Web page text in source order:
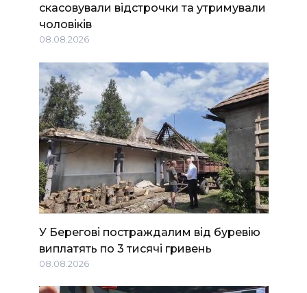
скасовували відстрочки та утримували
чоловіків
08.08.2026
У Берегові постраждалим від буревію
виплатять по 3 тисячі гривень
08.08.2026